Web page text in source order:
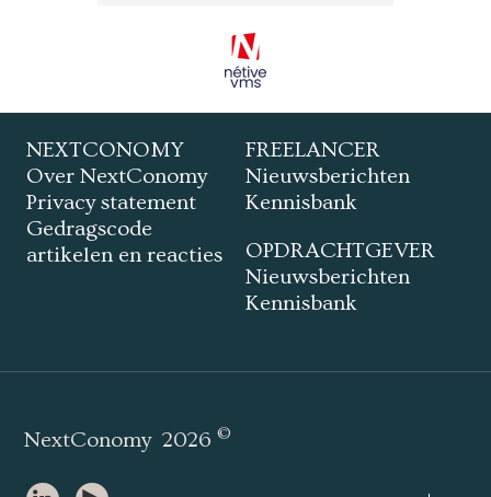
NEXTCONOMY
Over NextConomy
Privacy statement
Gedragscode
artikelen en reacties
FREELANCER
Nieuwsberichten
Kennisbank
OPDRACHTGEVER
Nieuwsberichten
Kennisbank
NextConomy 2026©